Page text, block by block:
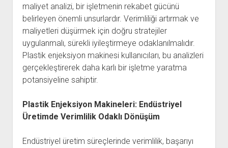
maliyet analizi, bir işletmenin rekabet gücünü
belirleyen önemli unsurlardır. Verimliliği artırmak ve
maliyetleri düşürmek için doğru stratejiler
uygulanmalı, sürekli iyileştirmeye odaklanılmalıdır.
Plastik enjeksiyon makinesi kullanıcıları, bu analizleri
gerçekleştirerek daha karlı bir işletme yaratma
potansiyeline sahiptir.
Plastik Enjeksiyon Makineleri: Endüstriyel
Üretimde Verimlilik Odaklı Dönüşüm
Endüstriyel üretim süreçlerinde verimlilik, başarıyı